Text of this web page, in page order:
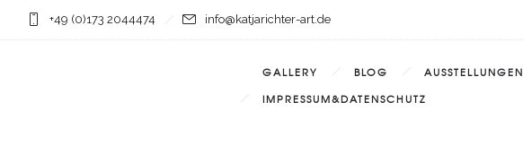
+49 (0)173 2044474 info@katjarichter-art.de
GALLERY BLOG AUSSTELLUNGEN
IMPRESSUM&DATENSCHUTZ